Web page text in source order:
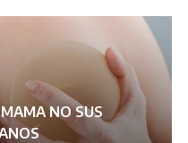
NO SUS